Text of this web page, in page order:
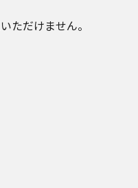
ただけません。